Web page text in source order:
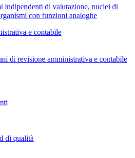
indipendenti di valutazione, nuclei di
con funzioni analoghe
e contabile
di revisione amministrativa e contabile
di qualità